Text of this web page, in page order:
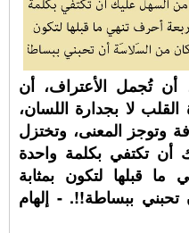
تُجمل الأعتراف، أن
لا بجدارة اللسان،
وتوجز المعنى، وتختزل
أن تكتفي بكلمة واحدة
قبلها لتكون بمثابة
ببساطة!!. - إلهام